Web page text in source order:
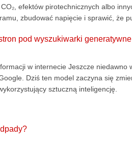
efektów pirotechnicznych albo
zbudować napięcie i sprawić, że
pod wyszukiwarki generatywne
w internecie Jeszcze niedawno
Dziś ten model zaczyna się
sztuczną inteligencję.